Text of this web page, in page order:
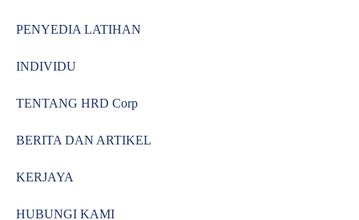
PENYEDIA LATIHAN
INDIVIDU
TENTANG HRD Corp
BERITA DAN ARTIKEL
KERJAYA
HUBUNGI KAMI